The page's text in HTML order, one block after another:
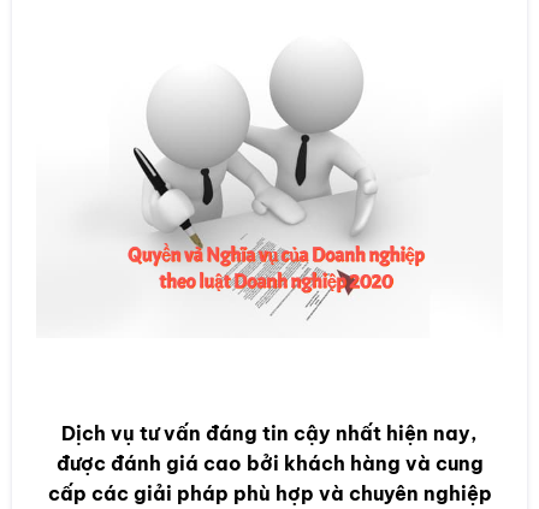
Dịch vụ tư vấn đáng tin cậy nhất hiện nay,
được đánh giá cao bởi khách hàng và cung
cấp các giải pháp phù hợp và chuyên nghiệp